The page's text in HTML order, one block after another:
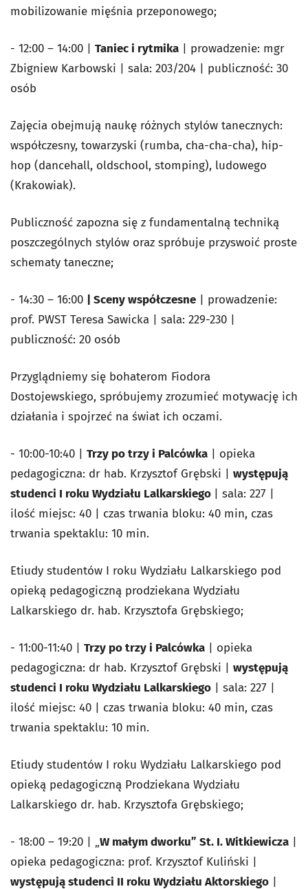
mobilizowanie mięśnia przeponowego;
- 12:00 – 14:00 | Taniec i rytmika | prowadzenie: mgr
Zbigniew Karbowski | sala: 203/204 | publiczność: 30
osób
Zajęcia obejmują naukę różnych stylów tanecznych:
współczesny, towarzyski (rumba, cha-cha-cha), hip-
hop (dancehall, oldschool, stomping), ludowego
(Krakowiak).
Publiczność zapozna się z fundamentalną techniką
poszczególnych stylów oraz spróbuje przyswoić proste
schematy taneczne;
- 14:30 – 16:00 | Sceny współczesne | prowadzenie:
prof. PWST Teresa Sawicka | sala: 229-230 |
publiczność: 20 osób
Przyglądniemy się bohaterom Fiodora
Dostojewskiego, spróbujemy zrozumieć motywację ich
działania i spojrzeć na świat ich oczami.
- 10:00-10:40 | Trzy po trzy i Palcówka | opieka
pedagogiczna: dr hab. Krzysztof Grębski | występują
studenci I roku Wydziału Lalkarskiego
| sala: 227 |
ilość miejsc: 40 | czas trwania bloku: 40 min, czas
trwania spektaklu: 10 min.
Etiudy studentów I roku Wydziału Lalkarskiego pod
opieką pedagogiczną prodziekana Wydziału
Lalkarskiego dr. hab. Krzysztofa Grębskiego;
- 11:00-11:40 | Trzy po trzy i Palcówka | opieka
pedagogiczna: dr hab. Krzysztof Grębski | występują
studenci I roku Wydziału Lalkarskiego | sala: 227 |
ilość miejsc: 40 | czas trwania bloku: 40 min, czas
trwania spektaklu: 10 min.
Etiudy studentów I roku Wydziału Lalkarskiego pod
opieką pedagogiczną Prodziekana Wydziału
Lalkarskiego dr. hab. Krzysztofa Grębskiego;
- 18:00 – 19:20 | „W małym dworku” St. I. Witkiewicza
opieka pedagogiczna: prof. Krzysztof Kuliński |
występują studenci II roku Wydziału Aktorskiego